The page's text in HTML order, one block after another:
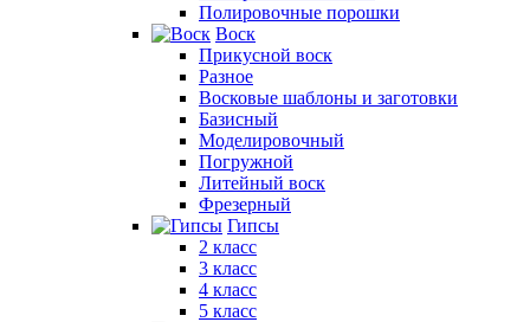
Полировочные порошки
Воск
Прикусной воск
Разное
Восковые шаблоны и заготовки
Базисный
Моделировочный
Погружной
Литейный воск
Фрезерный
Гипсы
2 класс
3 класс
4 класс
5 класс